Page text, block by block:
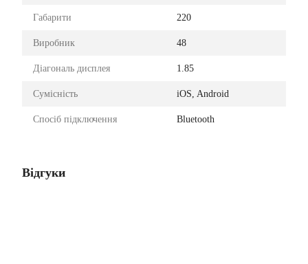
Габарити 220
Виробник 48
Діагональ дисплея 1.85
Сумісність iOS, Android
Спосіб підключення Bluetooth
Відгуки